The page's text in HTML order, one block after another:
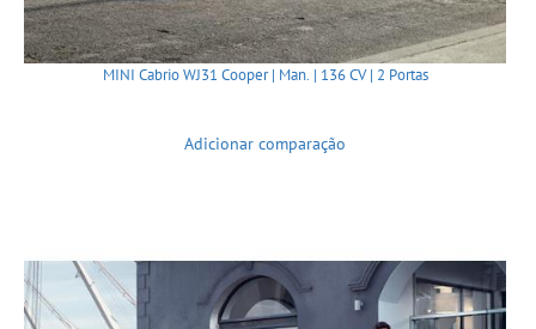
MINI Cabrio WJ31 Cooper | Man. | 136 CV | 2 Portas
Adicionar comparação